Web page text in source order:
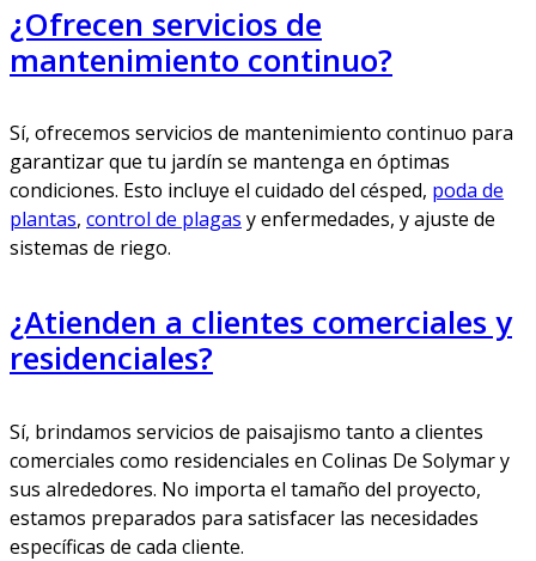
¿Ofrecen servicios de
mantenimiento continuo?
Sí, ofrecemos servicios de mantenimiento continuo para
garantizar que tu jardín se mantenga en óptimas
condiciones. Esto incluye el cuidado del césped, poda de
plantas, control de plagas y enfermedades, y ajuste de
sistemas de riego.
¿Atienden a clientes comerciales y
residenciales?
Sí, brindamos servicios de paisajismo tanto a clientes
comerciales como residenciales en Colinas De Solymar y
sus alrededores. No importa el tamaño del proyecto,
estamos preparados para satisfacer las necesidades
específicas de cada cliente.